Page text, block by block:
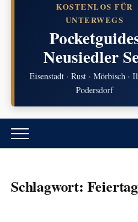
KOSTENLOS FÜR
UNTERWEGS
Neusiedler
Eisenstadt · Rust · Mörbisch ·
Podersdorf
Schlagwort: